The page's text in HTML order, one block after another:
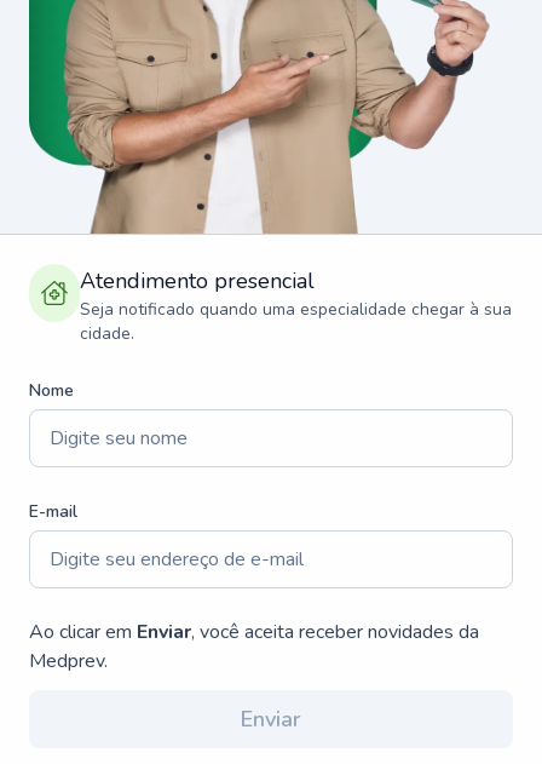
Atendimento presencial
Seja notificado quando uma especialidade chegar à sua
cidade.
Nome
E-mail
Ao clicar em Enviar, você aceita receber novidades da
Medprev.
Enviar